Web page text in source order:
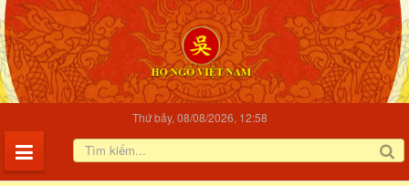
Thứ bảy, 08/08/2026, 12:58